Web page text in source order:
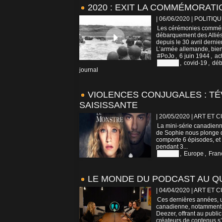
2020 : EXIT LA
| 06/06/2020
Les cérémonies
débarquement des
depuis le 30 avril
L’armée allemande,
#PoJo , 6 juin 1944 ,
, covid-19 ,
journal
VIOLENCES CONJUGALES :
SAISISSANTE
| 20/05/2020 ART ET
La mini-série
de Sophie nous plonge
comporte 6 épisodes,
pendant 3...
, Europe ,
LE MONDE DU PODCAST AU
| 04/04/2020 ART ET
Ces dernières années,
canadienne,
Deezer, offrant au
créateurs de contenus